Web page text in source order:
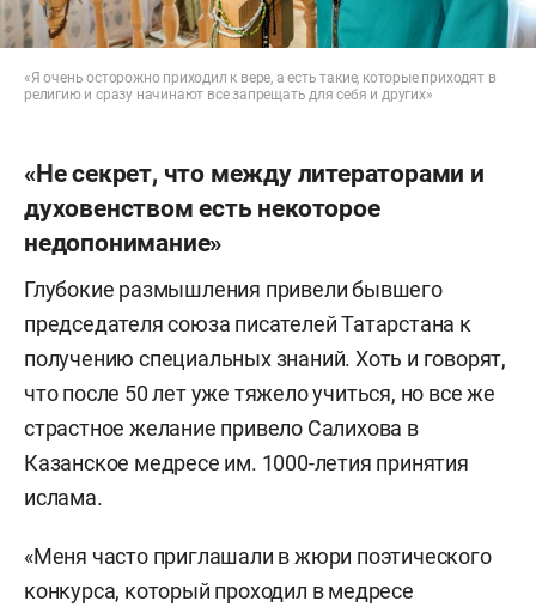
«Я очень осторожно приходил к вере, а есть такие, которые приходят в
религию и сразу начинают все запрещать для себя и других»
«Не секрет, что между литераторами и
духовенством есть некоторое
недопонимание»
Глубокие размышления привели бывшего
председателя союза писателей Татарстана к
получению специальных знаний. Хоть и говорят,
что после 50 лет уже тяжело учиться, но все же
страстное желание привело Салихова в
Казанское медресе им. 1000-летия принятия
ислама.
«Меня часто приглашали в жюри поэтического
конкурса, который проходил в медресе